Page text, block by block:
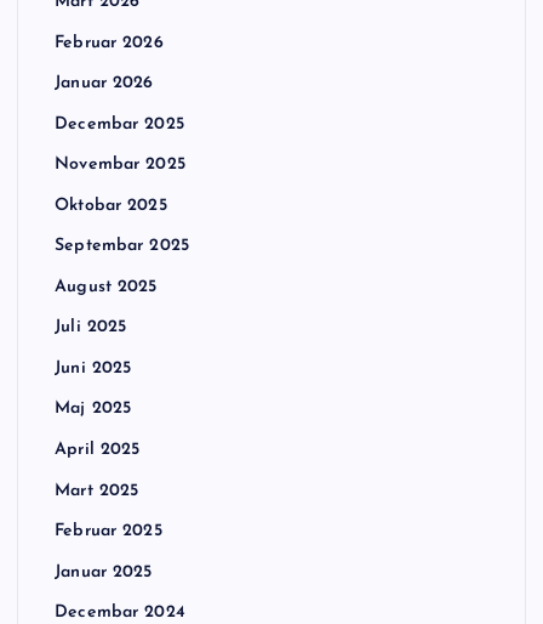
Februar 2026
Januar 2026
Decembar 2025
Novembar 2025
Oktobar 2025
Septembar 2025
August 2025
Juli 2025
Juni 2025
Maj 2025
April 2025
Mart 2025
Februar 2025
Januar 2025
Decembar 2024